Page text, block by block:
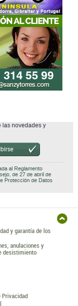
las novedades y
al Reglamento
de 27 de abril de
Protección de Datos
y garantía de los
anulaciones y
desistimiento
Privacidad